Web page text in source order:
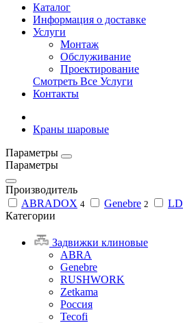
Каталог
Информация о доставке
Услуги
Монтаж
Обслуживание
Проектирование
Смотреть Все Услуги
Контакты
Краны шаровые
Параметры
Параметры
Производитель
ABRADOX 4 Genebre 2 LD
Категории
Задвижки клиновые
ABRA
Genebre
RUSHWORK
Zetkama
Россия
Tecofi